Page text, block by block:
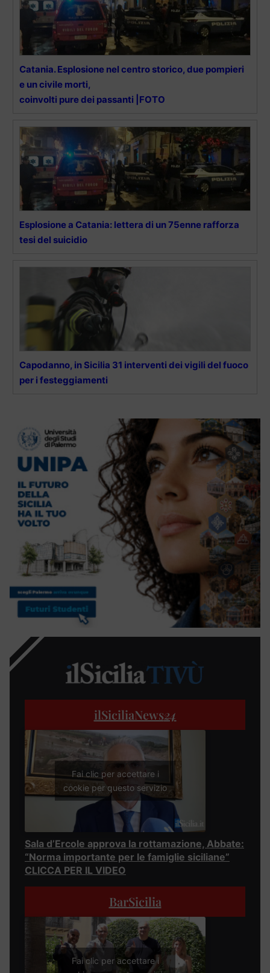
Catania. Esplosione nel centro storico, due pompieri
e un civile morti,
coinvolti pure dei passanti |FOTO
Esplosione a Catania: lettera di un 75enne rafforza
tesi del suicidio
Capodanno, in Sicilia 31 interventi dei vigili del fuoco
per i festeggiamenti
ilSiciliaNews24
Fai clic per accettare i
cookie per questo servizio
Sala d’Ercole approva la rottamazione, Abbate:
“Norma importante per le famiglie siciliane”
CLICCA PER IL VIDEO
BarSicilia
Fai clic per accettare i